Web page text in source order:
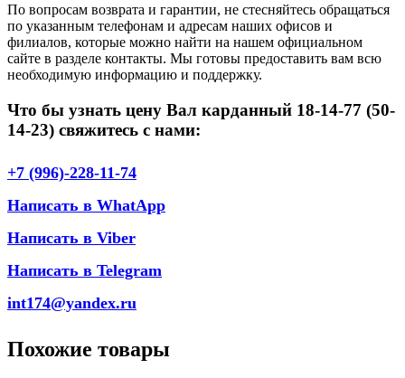
По вопросам возврата и гарантии, не стесняйтесь обращаться
по указанным телефонам и адресам наших офисов и
филиалов, которые можно найти на нашем официальном
сайте в разделе контакты. Мы готовы предоставить вам всю
необходимую информацию и поддержку.
Что бы узнать цену Вал карданный 18-14-77 (50-
14-23) свяжитесь с нами:
+7 (996)-228-11-74
Написать в WhatApp
Написать в Viber
Написать в Telegram
int174@yandex.ru
Похожие товары